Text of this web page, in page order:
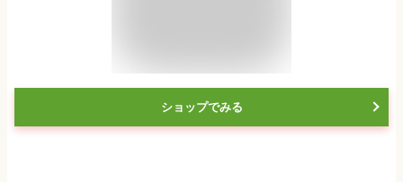
ショップでみる